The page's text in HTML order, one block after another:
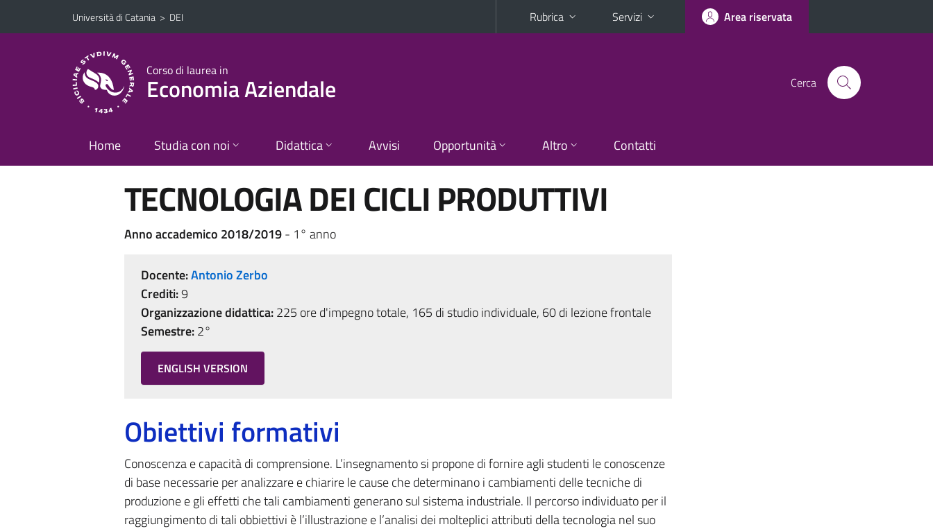
Vai al contenuto principale
Vai al menu di navigazione
Università di Catania > DEI Rubrica Servizi Area riservata
Corso di laurea in
Economia Aziendale Cerca
Home Studia con noi Didattica Avvisi Opportunità Altro Contatti
TECNOLOGIA DEI CICLI PRODUTTIVI
Anno accademico 2018/2019- 1° anno
Docente:Antonio Zerbo
Crediti:9
Organizzazione didattica:225 ore d'impegno totale, 165 di studio individuale, 60 di lezione frontale
Semestre:2°
ENGLISH VERSION
Obiettivi formativi
Conoscenza e capacità di comprensione. L’insegnamento si propone di fornire agli studenti le conoscenze
di base necessarie per analizzare e chiarire le cause che determinano i cambiamenti delle tecniche di
produzione e gli effetti che tali cambiamenti generano sul sistema industriale. Il percorso individuato per il
raggiungimento di tali obbiettivi è l’illustrazione e l’analisi dei molteplici attributi della tecnologia nel suo